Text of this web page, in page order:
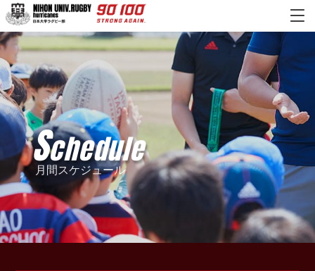
Schedule
月間スケジュール